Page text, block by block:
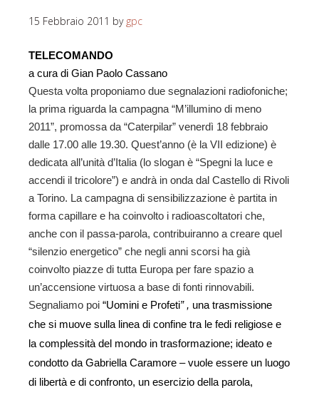
15 Febbraio 2011 by gpc
TELECOMANDO
a cura di Gian Paolo Cassano
Questa volta proponiamo due segnalazioni radiofoniche;
la prima riguarda la campagna “M’illumino di meno
2011”, promossa da “Caterpilar” venerdì 18 febbraio
dalle 17.00 alle 19.30. Quest’anno (è la VII edizione) è
dedicata all’unità d’Italia (lo slogan è “Spegni la luce e
accendi il tricolore”) e andrà in onda dal Castello di Rivoli
a Torino. La campagna di sensibilizzazione è partita in
forma capillare e ha coinvolto i radioascoltatori che,
anche con il passa-parola, contribuiranno a creare quel
“silenzio energetico” che negli anni scorsi ha già
coinvolto piazze di tutta Europa per fare spazio a
un’accensione virtuosa a base di fonti rinnovabili.
Segnaliamo poi “Uomini e Profeti”, una trasmissione
che si muove sulla linea di confine tra le fedi religiose e
la complessità del mondo in trasformazione; ideato e
condotto da Gabriella Caramore – vuole essere un luogo
di libertà e di confronto, un esercizio della parola,